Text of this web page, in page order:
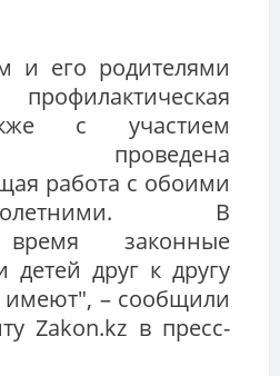
и его родителями
с участием
проведена
работа с обоими
В
законные
детей друг к другу
имеют", – сообщили
Zakon.kz в пресс-